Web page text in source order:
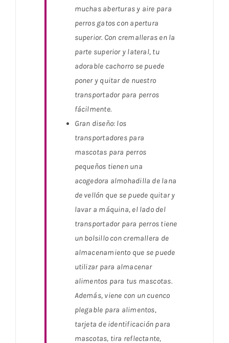
muchas aberturas y aire para
perros gatos con apertura
superior. Con cremalleras en la
parte superior y lateral, tu
adorable cachorro se puede
poner y quitar de nuestro
transportador para perros
fácilmente.
Gran diseño: los
transportadores para
mascotas para perros
pequeños tienen una
acogedora almohadilla de lana
de vellón que se puede quitar y
lavar a máquina, el lado del
transportador para perros tiene
un bolsillo con cremallera de
almacenamiento que se puede
utilizar para almacenar
alimentos para tus mascotas.
Además, viene con un cuenco
plegable para alimentos,
tarjeta de identificación para
mascotas, tira reflectante,